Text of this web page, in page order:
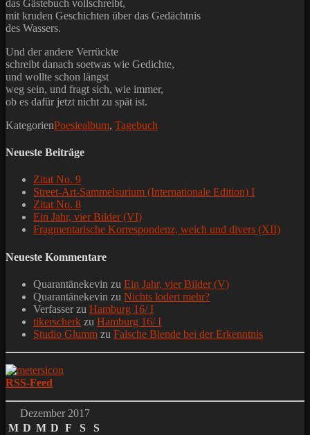
das Gästebuch vollschreibt,
mit kruden Geschichten über das Gedächtnis
des Wassers.
Und der andere Verrückte
schreibt danach soetwas wie Gedichte,
und wollte schon längst
weg sein, und fragt sich, wie immer,
ob es dafür jetzt nicht zu spät ist.
KategorienPoesiealbum, Tagebuch
Neueste Beiträge
Zitat No. 9
Street-Art-Sammelsurium (Internationale Edition) I
Zitat No. 8
Ein Jahr, vier Bilder (VI)
Fragmentarische Korrespondenz, weich und divers (XII)
Neueste Kommentare
Quarantänekevin zu Ein Jahr, vier Bilder (V)
Quarantänekevin zu Nichts lodert mehr?
Verfasserzu Hamburg 16/ I
tikerscherk zu Hamburg 16/ I
Studio Glumm zu Falsche Blende bei der Erkenntnis
RSS-Feed
Dezember 2017
M D M D F S
S